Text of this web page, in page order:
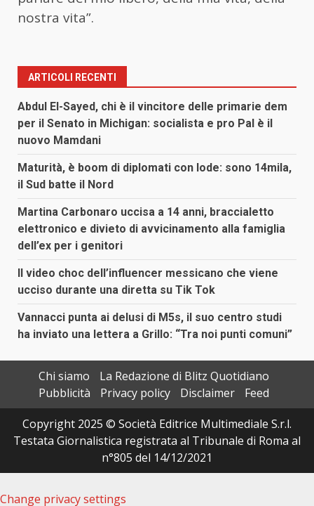
nostra vita”.
ARTICOLI RECENTI
Abdul El-Sayed, chi è il vincitore delle primarie dem
per il Senato in Michigan: socialista e pro Pal è il
nuovo Mamdani
Maturità, è boom di diplomati con lode: sono 14mila,
il Sud batte il Nord
Martina Carbonaro uccisa a 14 anni, braccialetto
elettronico e divieto di avvicinamento alla famiglia
dell’ex per i genitori
Il video choc dell’influencer messicano che viene
ucciso durante una diretta su Tik Tok
Vannacci punta ai delusi di M5s, il suo centro studi
ha inviato una lettera a Grillo: “Tra noi punti comuni”
Chi siamo
La Redazione di Blitz Quotidiano
Pubblicità
Privacy policy Disclaimer
Feed
Copyright 2025 © Società Editrice Multimediale S.r.l.
Testata Giornalistica registrata al Tribunale di Roma al
n°805 del 14/12/2021
Change privacy settings